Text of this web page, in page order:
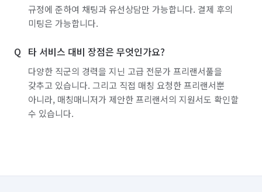
규정에 준하여 채팅과 유선상담만 가능합니다. 결제 후의
미팅은 가능합니다.
타 서비스 대비 장점은 무엇인가요?
다양한 직군의 경력을 지닌 고급 전문가 프리랜서풀을
갖추고 있습니다. 그리고 직접 매칭 요청한 프리랜서뿐
아니라, 매칭매니저가 제안한 프리랜서의 지원서도 확인할
수 있습니다.